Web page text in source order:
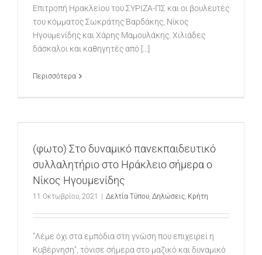
Επιτροπή Ηρακλείου του ΣΥΡΙΖΑ-ΠΣ και οι βουλευτές
του κόμματος Σωκράτης Βαρδάκης, Νίκος
Ηγουμενίδης και Χάρης Μαμουλάκης. Χιλιάδες
δάσκαλοι και καθηγητές από [...]
Περισσότερα
(φωτο) Στο δυναμικό πανεκπαιδευτικό
συλλαλητήριο στο Ηράκλειο σήμερα ο
Νίκος Ηγουμενίδης
11 Οκτωβρίου, 2021 | Δελτία Τύπου, Δηλώσεις, Κρήτη
"Λέμε όχι στα εμπόδια στη γνώση που επιχειρεί η
Κυβέρνηση", τόνισε σήμερα στο μαζικό και δυναμικό